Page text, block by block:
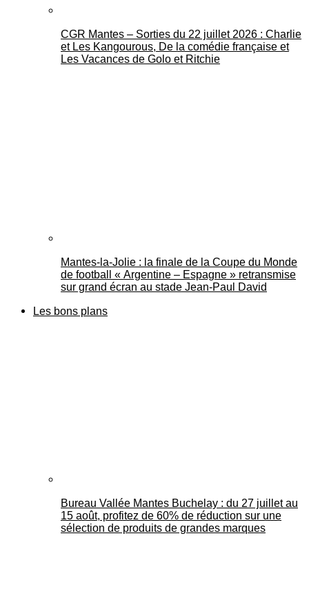
CGR Mantes – Sorties du 22 juillet 2026 : Charlie
et Les Kangourous, De la comédie française et
Les Vacances de Golo et Ritchie
Mantes-la-Jolie : la finale de la Coupe du Monde
de football « Argentine – Espagne » retransmise
sur grand écran au stade Jean-Paul David
Les bons plans
Bureau Vallée Mantes Buchelay : du 27 juillet au
15 août, profitez de 60% de réduction sur une
sélection de produits de grandes marques